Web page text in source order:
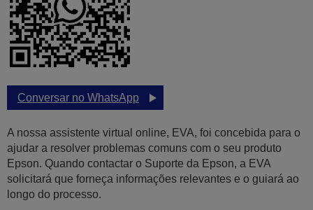
Conversar no WhatsApp
A nossa assistente virtual online, EVA, foi concebida para o
ajudar a resolver problemas comuns com o seu produto
Epson. Quando contactar o Suporte da Epson, a EVA
solicitará que forneça informações relevantes e o guiará ao
longo do processo.